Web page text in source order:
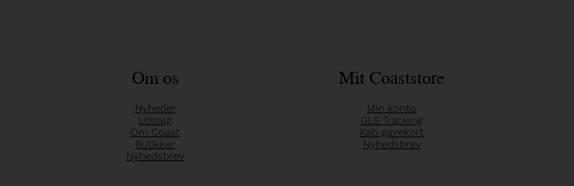
Om os
Nyheder
Udsalg
Om Coast
Butikker
Nyhedsbrev
Mit Coaststore
Min konto
GLS Tracking
Køb gavekort
Nyhedsbrev